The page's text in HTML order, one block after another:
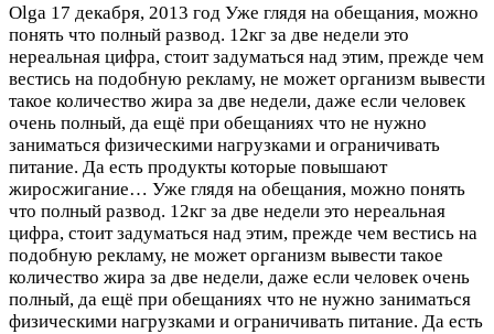
Olga 17 декабря, 2013 год Уже глядя на обещания, можно
понять что полный развод. 12кг за две недели это
нереальная цифра, стоит задуматься над этим, прежде чем
вестись на подобную рекламу, не может организм вывести
такое количество жира за две недели, даже если человек
очень полный, да ещё при обещаниях что не нужно
заниматься физическими нагрузками и ограничивать
питание. Да есть продукты которые повышают
жиросжигание… Уже глядя на обещания, можно понять
что полный развод. 12кг за две недели это нереальная
цифра, стоит задуматься над этим, прежде чем вестись на
подобную рекламу, не может организм вывести такое
количество жира за две недели, даже если человек очень
полный, да ещё при обещаниях что не нужно заниматься
физическими нагрузками и ограничивать питание. Да есть